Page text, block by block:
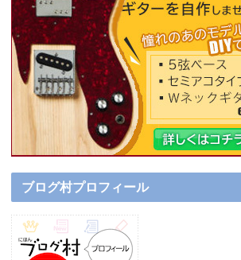
ブログ村プロフィール